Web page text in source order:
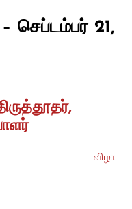
செப்டம்பர் 21,
விழா